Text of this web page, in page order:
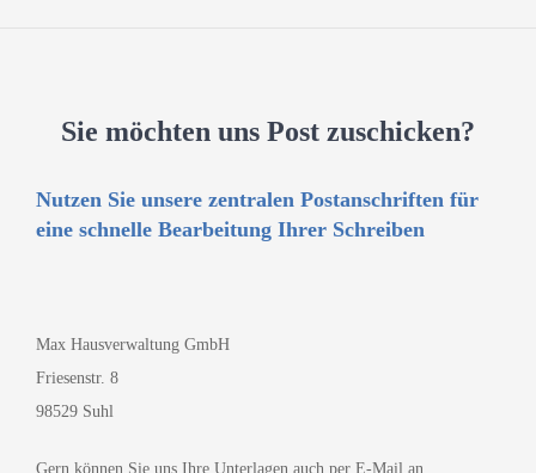
Sie möchten uns Post zuschicken?
Nutzen Sie unsere zentralen Postanschriften für
eine schnelle Bearbeitung Ihrer Schreiben
Max Hausverwaltung GmbH
Friesenstr. 8
98529 Suhl
Gern können Sie uns Ihre Unterlagen auch per E-Mail an